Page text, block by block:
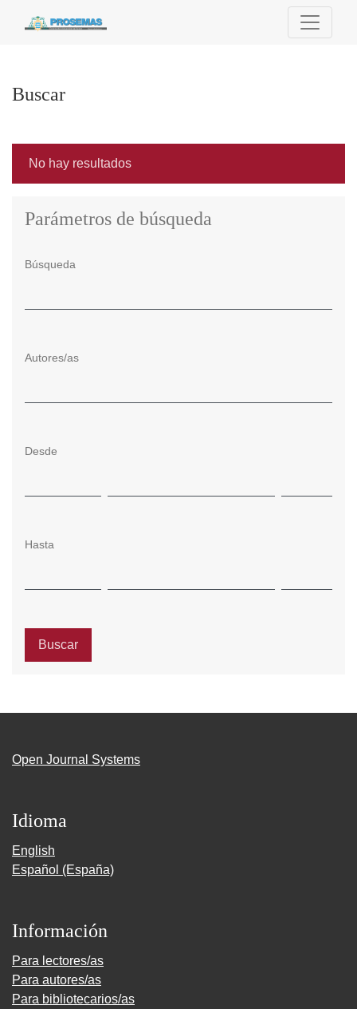
Buscar
No hay resultados
Parámetros de búsqueda
Búsqueda
Autores/as
Desde
Hasta
Buscar
Open Journal Systems
Idioma
English
Español (España)
Información
Para lectores/as
Para autores/as
Para bibliotecarios/as